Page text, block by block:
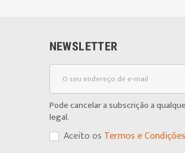
NEWSLETTER
Pode cancelar a subscrição a
legal.
Aceito os Termos e Condições